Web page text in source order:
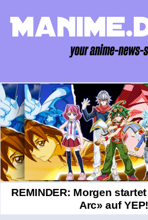
REMINDER: Morgen
Arc» auf YEP!